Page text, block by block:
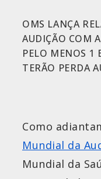
OMS LANÇA
AUDIÇÃO COM
PELO MENOS 1
TERÃO PERDA
Como
Mundial da
Mundial da